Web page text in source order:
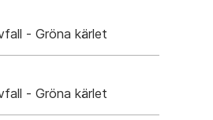
- Gröna kärlet
- Gröna kärlet